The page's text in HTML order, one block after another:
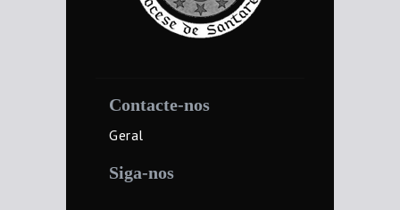
Contacte-nos
Geral
Siga-nos